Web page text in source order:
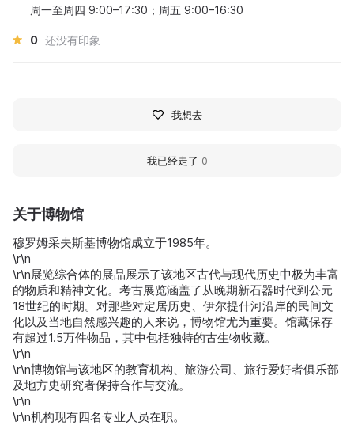
关于博物馆
穆罗姆采夫斯基博物馆成立于1985年。
\r\n
\r\n展览综合体的展品展示了该地区古代与现代历史中极为丰富
的物质和精神文化。考古展览涵盖了从晚期新石器时代到公元
18世纪的时期。对那些对定居历史、伊尔提什河沿岸的民间文
化以及当地自然感兴趣的人来说，博物馆尤为重要。馆藏保存
有超过1.5万件物品，其中包括独特的古生物收藏。
\r\n
\r\n博物馆与该地区的教育机构、旅游公司、旅行爱好者俱乐部
及地方史研究者保持合作与交流。
\r\n
\r\n机构现有四名专业人员在职。
周一至周四 9:00–17:30；周五 9:00–16:30
0 还没有印象
我想去
我已经走了 0